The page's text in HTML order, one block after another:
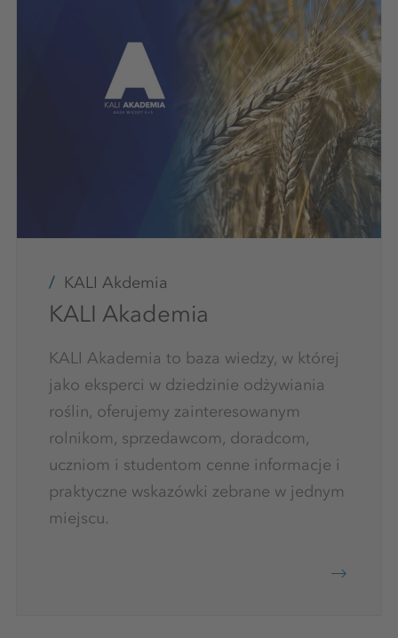
KALI Akdemia
KALI Akademia
KALI Akademia to baza wiedzy, w której
jako eksperci w dziedzinie odżywiania
roślin, oferujemy zainteresowanym
rolnikom, sprzedawcom, doradcom,
uczniom i studentom cenne informacje i
praktyczne wskazówki zebrane w jednym
miejscu.